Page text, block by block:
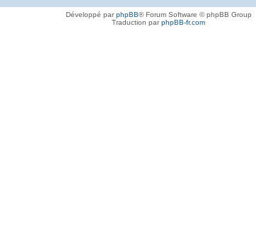
Développé parphpBB® Forum Software © phpBB Group
Traduction parphpBB-fr.com